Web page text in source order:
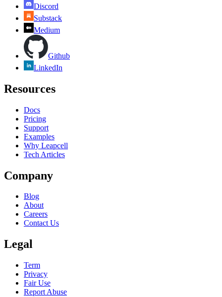
Discord
Substack
Medium
Github
LinkedIn
Resources
Docs
Pricing
Support
Examples
Why Leapcell
Tech Articles
Company
Blog
About
Careers
Contact Us
Legal
Term
Privacy
Fair Use
Report Abuse